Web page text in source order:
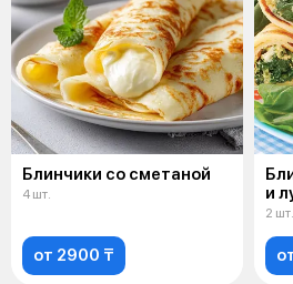
Блинчики со сметаной
4 шт.
от 2900 ₸
и
2 шт.